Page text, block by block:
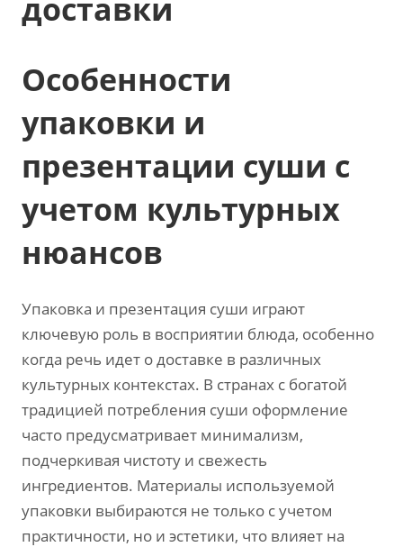
доставки
Особенности
упаковки и
презентации суши с
учетом культурных
нюансов
Упаковка и презентация суши играют
ключевую роль в восприятии блюда, особенно
когда речь идет о доставке в различных
культурных контекстах. В странах с богатой
традицией потребления суши оформление
часто предусматривает минимализм,
подчеркивая чистоту и свежесть
ингредиентов. Материалы используемой
упаковки выбираются не только с учетом
практичности, но и эстетики, что влияет на